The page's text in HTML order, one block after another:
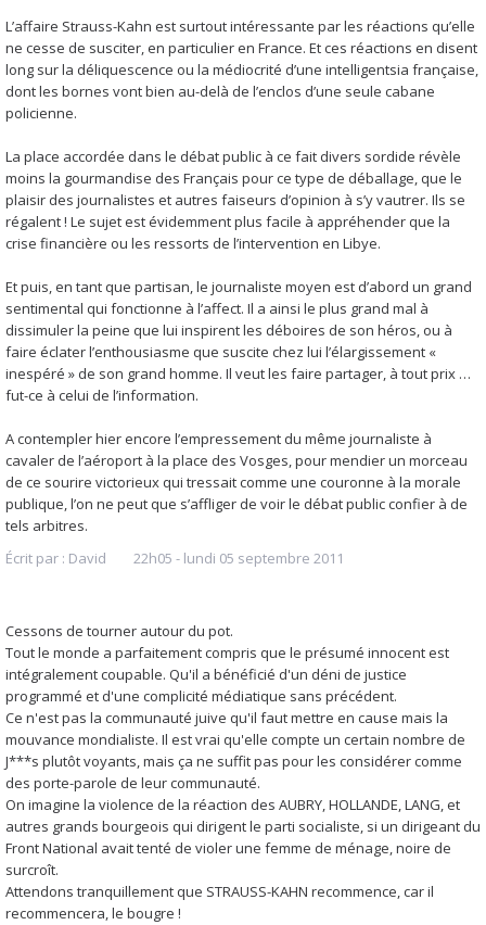
L’affaire Strauss-Kahn est surtout intéressante par les réactions qu’elle
ne cesse de susciter, en particulier en France. Et ces réactions en disent
long sur la déliquescence ou la médiocrité d’une intelligentsia française,
dont les bornes vont bien au-delà de l’enclos d’une seule cabane
policienne.
La place accordée dans le débat public à ce fait divers sordide révèle
moins la gourmandise des Français pour ce type de déballage, que le
plaisir des journalistes et autres faiseurs d’opinion à s’y vautrer. Ils se
régalent ! Le sujet est évidemment plus facile à appréhender que la
crise financière ou les ressorts de l’intervention en Libye.
Et puis, en tant que partisan, le journaliste moyen est d’abord un grand
sentimental qui fonctionne à l’affect. Il a ainsi le plus grand mal à
dissimuler la peine que lui inspirent les déboires de son héros, ou à
faire éclater l’enthousiasme que suscite chez lui l’élargissement «
inespéré » de son grand homme. Il veut les faire partager, à tout prix …
fut-ce à celui de l’information.
A contempler hier encore l’empressement du même journaliste à
cavaler de l’aéroport à la place des Vosges, pour mendier un morceau
de ce sourire victorieux qui tressait comme une couronne à la morale
publique, l’on ne peut que s’affliger de voir le débat public confier à de
tels arbitres.
Écrit par : David 22h05 - lundi 05 septembre 2011
Cessons de tourner autour du pot.
Tout le monde a parfaitement compris que le présumé innocent est
intégralement coupable. Qu'il a bénéficié d'un déni de justice
programmé et d'une complicité médiatique sans précédent.
Ce n'est pas la communauté juive qu'il faut mettre en cause mais la
mouvance mondialiste. Il est vrai qu'elle compte un certain nombre de
J***s plutôt voyants, mais ça ne suffit pas pour les considérer comme
des porte-parole de leur communauté.
On imagine la violence de la réaction des AUBRY, HOLLANDE, LANG, et
autres grands bourgeois qui dirigent le parti socialiste, si un dirigeant du
Front National avait tenté de violer une femme de ménage, noire de
surcroît.
Attendons tranquillement que STRAUSS-KAHN recommence, car il
recommencera, le bougre !